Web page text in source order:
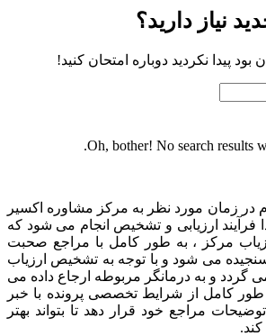
نياز داريد؟
بود پیدا نکردید دوباره امتحان کنید!
Oh, bother! No search results
در زمان مورد نظر به مرکز مشاوره اکسیر
فرآیند ارزیابی و تشخیص انجام می شود که
مرکز ، به طور کامل با مراجع صحبت
می شود و با توجه به تشخیص ارزیاب
گردد و به درمانگر مربوطه ارجاع داده می
طور کامل از شرایط تخصصی پرونده با خبر
مراجع خود قرار دهد تا بتواند بهتر